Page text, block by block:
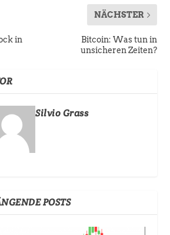
in
NÄCHSTER
Bitcoin: Was tun in
unsicheren Zeiten?
Silvio Grass
POSTS